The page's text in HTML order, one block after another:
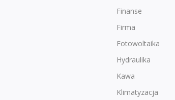
Finanse
Firma
Fotowoltaika
Hydraulika
Kawa
Klimatyzacja